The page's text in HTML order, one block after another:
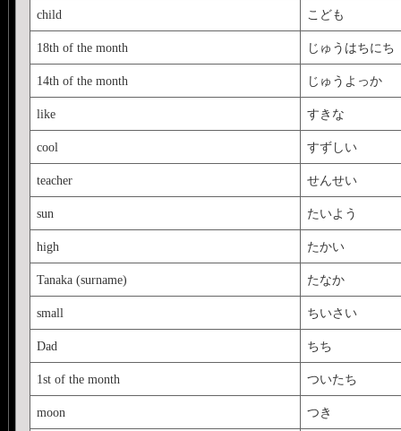
child こども
18th of the month じゅうはちにち
14th of the month じゅうよっか
like すきな
cool すずしい
teacher せんせい
sun たいよう
high たかい
Tanaka (surname) たなか
small ちいさい
Dad ちち
1st of the month ついたち
moon つき